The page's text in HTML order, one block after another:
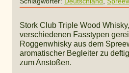
Stork Club Triple Wood
verschiedenen Fasstypen
Roggenwhisky aus dem
aromatischer Begleiter zu
zum Anstoßen.